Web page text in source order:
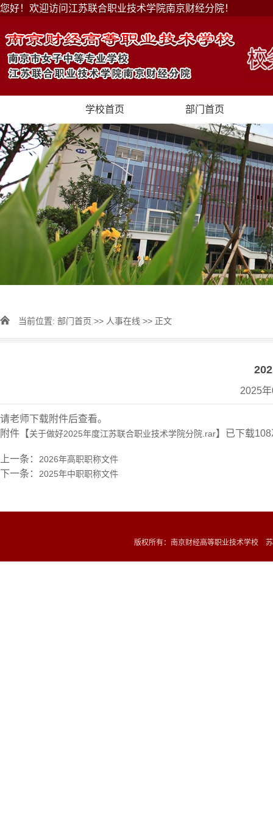
您好！欢迎访问江苏联合职业技术学院南京财经分院！
学校首页 部门首页
当前位置: 部门首页 >> 人事在线 >> 正文
2025
请老师下载附件后查看。
附件【关于做好2025年度江苏联合职业技术学院分院.rar】已下载108
上一条： 2026年高职职称文件
下一条： 2025年中职职称文件
版权所有：南京财经高等职业技术学校